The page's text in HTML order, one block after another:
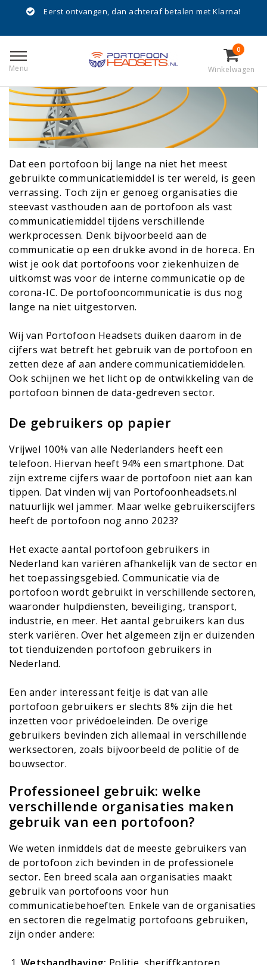
Eerst ontvangen, dan achteraf betalen met Klarna!
Menu
0
Winkelwagen
Geplaatst op 26 Oktober 2023
Dat een portofoon bij lange na niet het meest
gebruikte communicatiemiddel is ter wereld, is geen
verrassing. Toch zijn er genoeg organisaties die
steevast vasthouden aan de portofoon als vast
communicatiemiddel tijdens verschillende
werkprocessen. Denk bijvoorbeeld aan de
communicatie op een drukke avond in de horeca. En
wist je ook dat portofoons voor ziekenhuizen de
uitkomst was voor de interne communicatie op de
corona-IC. De portofooncommunicatie is dus nog
lange na niet uitgestorven.
Wij van Portofoon Headsets duiken daarom in de
cijfers wat betreft het gebruik van de portofoon en
zetten deze af aan andere communicatiemiddelen.
Ook schijnen we het licht op de ontwikkeling van de
portofoon binnen de data-gedreven sector.
De gebruikers op papier
Vrijwel 100% van alle Nederlanders heeft een
telefoon. Hiervan heeft 94% een smartphone. Dat
zijn extreme cijfers waar de portofoon niet aan kan
tippen. Dat vinden wij van Portofoonheadsets.nl
natuurlijk wel jammer. Maar welke gebruikerscijfers
heeft de portofoon nog anno 2023?
Het exacte aantal portofoon gebruikers in
Nederland kan variëren afhankelijk van de sector en
het toepassingsgebied. Communicatie via de
portofoon wordt gebruikt in verschillende sectoren,
waaronder hulpdiensten, beveiliging, transport,
industrie, en meer. Het aantal gebruikers kan dus
sterk variëren. Over het algemeen zijn er duizenden
tot tienduizenden portofoon gebruikers in
Nederland.
Een ander interessant feitje is dat van alle
portofoon gebruikers er slechts 8% zijn die het
inzetten voor privédoeleinden. De overige
gebruikers bevinden zich allemaal in verschillende
werksectoren, zoals bijvoorbeeld de politie of de
bouwsector.
Professioneel gebruik: welke
verschillende organisaties maken
gebruik van een portofoon?
We weten inmiddels dat de meeste gebruikers van
de portofoon zich bevinden in de professionele
sector. Een breed scala aan organisaties maakt
gebruik van portofoons voor hun
communicatiebehoeften. Enkele van de organisaties
en sectoren die regelmatig portofoons gebruiken,
zijn onder andere: